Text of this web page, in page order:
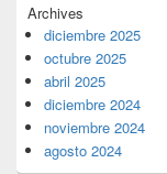
Archives
diciembre 2025
octubre 2025
abril 2025
diciembre 2024
noviembre 2024
agosto 2024